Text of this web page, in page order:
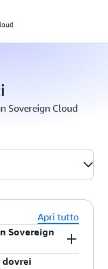
Sovereign Cloud
Apri tutto
Sovereign